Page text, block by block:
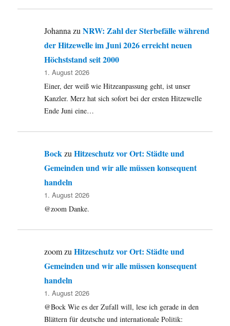
JohannazuNRW: Zahl der Sterbefälle während
der Hitzewelle im Juni 2026 erreicht neuen
Höchststand seit 2000
1. August 2026
Einer, der weiß wie Hitzeanpassung geht, ist unser
Kanzler. Merz hat sich sofort bei der ersten Hitzewelle
Ende Juni eine…
BockzuHitzeschutz vor Ort: Städte und
Gemeinden und wir alle müssen konsequent
handeln
1. August 2026
@zoom Danke.
zoomzuHitzeschutz vor Ort: Städte und
Gemeinden und wir alle müssen konsequent
handeln
1. August 2026
@Bock Wie es der Zufall will, lese ich gerade in den
Blättern für deutsche und internationale Politik: